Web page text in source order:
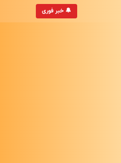
🔔 خبر فوری
• به‌روزترین خبرگزاری ایرانی